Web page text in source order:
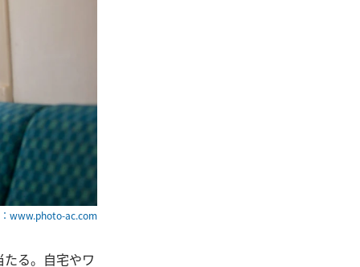
www.photo-ac.com
る。自宅やワ